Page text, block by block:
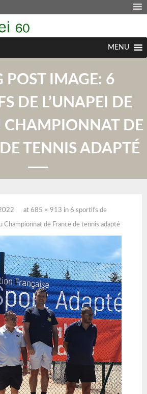
MENU
POST IMAGE: 6
DE L’UNAPEI DE
CHAMPIONNAT DE
TENNIS ADAPTÉ
at 685 × 913 in 6 sportifs de
Championnat de France de tennis adapté